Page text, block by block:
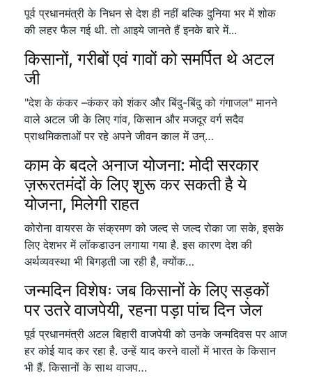
पूर्व प्रधानमंत्री के निधन से देश ही नहीं बल्कि दुनिया भर में शोक
की लहर फैल गई थी. तो आइये जानते हैं इनके बारे में...
किसानों, गरीबों एवं गावों को समर्पित थे अटल
जी
"देश के कंकर –कंकर को शंकर और बिंदु-बिंदु को गंगाजल" मानने
वाले अटल जी के लिए गांव, किसान और मजदूर वर्ग सदैव
प्राथमिकताओं पर रहे अपने जीवन काल में उन्…
काम के बदले अनाज योजना: मोदी सरकार
ज़रूरतमंदों के लिए शुरू कर सकती है ये
योजना, मिलेगी राहत
कोरोना वायरस के संक्रमण को जल्द से जल्द रोका जा सके, इसके
लिए देशभर में लॉकडाउन लगाया गया है. इस कारण देश की
अर्थव्यवस्था भी बिगड़ती जा रही है, क्योंक…
जन्मदिन विशेषः जब किसानों के लिए सड़कों
पर उतरे वाजपेयी, रहना पड़ा पांच दिन जेल
पूर्व प्रधानमंत्री अटल बिहारी वाजपेयी को उनके जन्मदिवस पर आज
हर कोई याद कर रहा है. उन्हें याद करने वालों में भारत के किसान
भी हैं. किसानों के साथ वाजप…